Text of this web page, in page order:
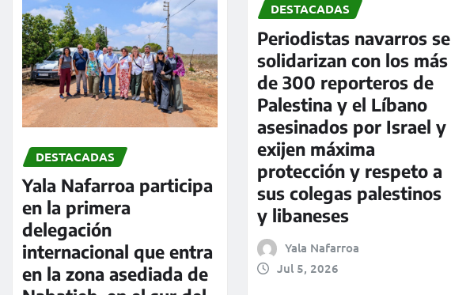
DESTACADAS
Yala Nafarroa participa
en la primera
delegación
internacional que entra
en la zona asediada de
DESTACADAS
Periodistas navarros se
solidarizan con los más
de 300 reporteros de
Palestina y el Líbano
asesinados por Israel y
exijen máxima
protección y respeto a
sus colegas palestinos
y libaneses
Yala Nafarroa
Jul 5, 2026